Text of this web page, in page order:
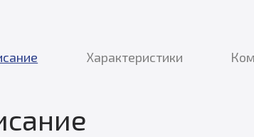
Характеристики